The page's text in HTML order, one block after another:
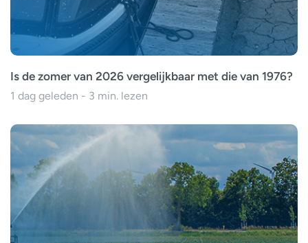
Is de zomer van 2026 vergelijkbaar met die van 1976?
1 dag geleden - 3 min. lezen